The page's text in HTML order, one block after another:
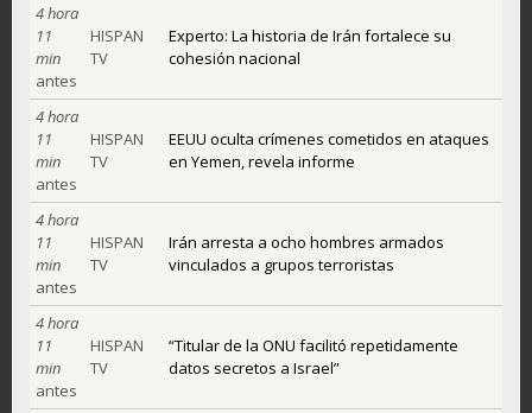
4 hora
11
min
antes
HISPAN
TV
Experto: La historia de Irán fortalece su
cohesión nacional
4 hora
11
min
antes
HISPAN
TV
EEUU oculta crímenes cometidos en ataques
en Yemen, revela informe
4 hora
11
min
antes
HISPAN
TV
Irán arresta a ocho hombres armados
vinculados a grupos terroristas
4 hora
11
min
antes
HISPAN
TV
“Titular de la ONU facilitó repetidamente
datos secretos a Israel”